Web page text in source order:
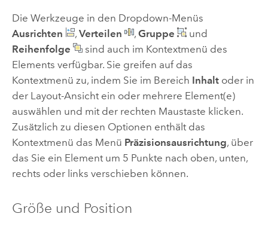
Die Werkzeuge in den Dropdown-Menüs
Ausrichten
, Verteilen , Gruppe
und
Reihenfolge
sind auch im Kontextmenü des
Elements verfügbar. Sie greifen auf das
Kontextmenü zu, indem Sie im Bereich Inhaltoder in
der Layout-Ansicht ein oder mehrere Element(e)
auswählen und mit der rechten Maustaste klicken.
Zusätzlich zu diesen Optionen enthält das
Kontextmenü das Menü Präzisionsausrichtung, über
das Sie ein Element um 5 Punkte nach oben, unten,
rechts oder links verschieben können.
Größe und Position